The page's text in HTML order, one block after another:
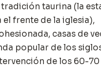
taurina (la
el frente de la iglesia),
casas de
popular de los
de los 60-70